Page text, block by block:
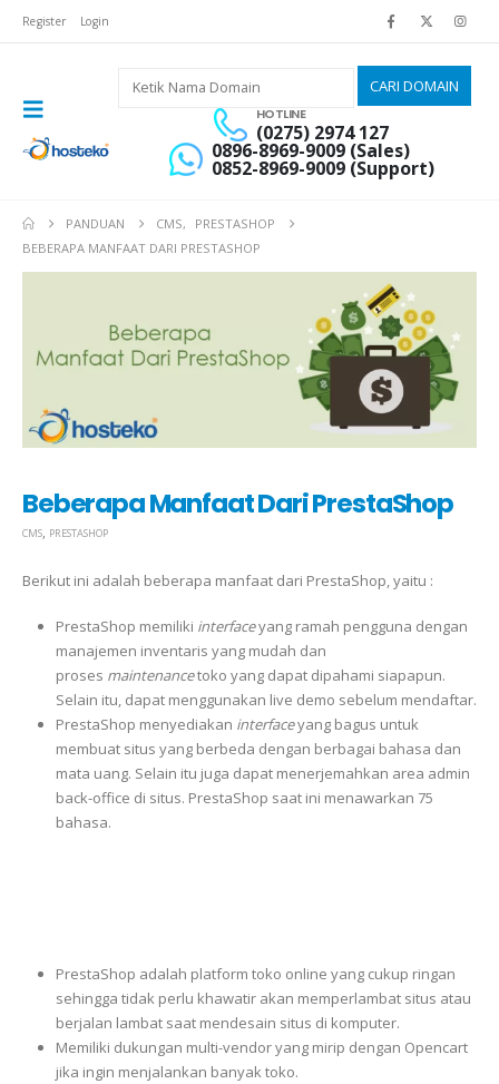
Register Login
HOTLINE
(0275) 2974 127
0896-8969-9009 (Sales)
0852-8969-9009 (Support)
PANDUAN CMS,
PRESTASHOP
BEBERAPA MANFAAT DARI PRESTASHOP
Beberapa Manfaat Dari PrestaShop
CMS PRESTASHOP
Berikut ini adalah beberapa manfaat dari PrestaShop, yaitu :
PrestaShop memiliki interfaceyang ramah pengguna dengan
manajemen inventaris yang mudah dan
proses maintenancetoko yang dapat dipahami siapapun.
Selain itu, dapat menggunakan live demo sebelum mendaftar.
PrestaShop menyediakan interfaceyang bagus untuk
membuat situs yang berbeda dengan berbagai bahasa dan
mata uang. Selain itu juga dapat menerjemahkan area admin
back-office di situs. PrestaShop saat ini menawarkan 75
bahasa.
PrestaShop adalah platform toko online yang cukup ringan
sehingga tidak perlu khawatir akan memperlambat situs atau
berjalan lambat saat mendesain situs di komputer.
Memiliki dukungan multi-vendor yang mirip dengan Opencart
jika ingin menjalankan banyak toko.